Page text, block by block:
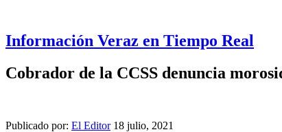
Información Veraz en Tiempo Real
Cobrador de la CCSS denuncia
Publicado por: El Editor 18 julio, 2021